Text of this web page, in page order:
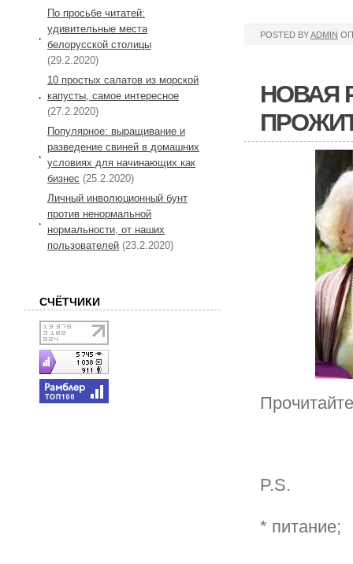
POSTED BYADMIN
НОВАЯ
P.S.
* питание;
По просьбе читатей:
удивительные места
белорусской столицы
(29.2.2020)
10 простых салатов из морской
капусты, самое интересное
(27.2.2020)
Популярное: выращивание и
разведение свиней в домашних
условиях для начинающих как
бизнес (25.2.2020)
Личный инволюционный бунт
против ненормальной
нормальности, от наших
пользователей (23.2.2020)
СЧЁТЧИКИ